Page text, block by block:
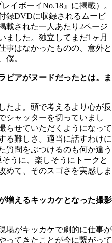
イボーイNo.18』に掲載）。
録DVDに収録されるムービ
載された一人あたり2ページ
ました。独立してまだ1ヶ月
事はなかったものの、意外と
僕。
アがヌードだったとは。ま
よ。頭で考えるより心が反
シャッターを切っていまし
らせていただくようになって
る難しさ。適当に話すわけに
質問をぶつけるのも何か違う
うに、楽しそうにトークと
めて、そのスゴさを実感しま
えるキッカケとなった撮影
場がキッカケで劇的に仕事が
ってきたことが今に繋がって